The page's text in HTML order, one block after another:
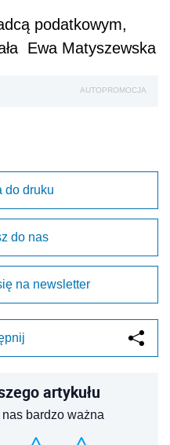
podatkowym,
Ewa Matyszewska
AUTOPROMOCJA
do druku
do nas
na newsletter
artykułu
bardzo ważna